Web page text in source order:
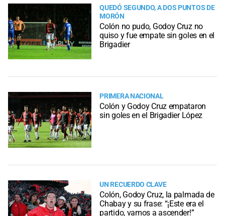
QUEDÓ SEGUNDO, A DOS PUNTOS DE
MORÓN
Colón no pudo, Godoy Cruz no
quiso y fue empate sin goles en el
Brigadier
PRIMERA NACIONAL
Colón y Godoy Cruz empataron
sin goles en el Brigadier López
UN RECUERDO CLAVE
Colón, Godoy Cruz, la palmada de
Chabay y su frase: “¡Este era el
partido, vamos a ascender!”